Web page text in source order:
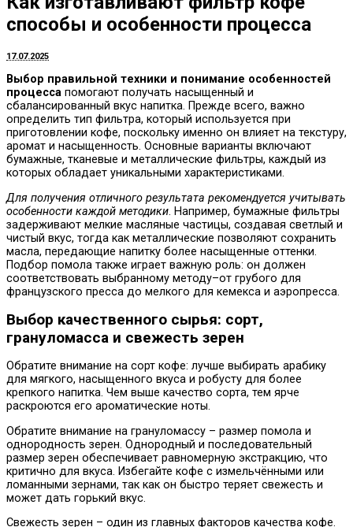
способы и особенности процесса
17.07.2025
Выбор правильной техники и понимание особенностей
процесса помогают получать насыщенный и
сбалансированный вкус напитка. Прежде всего, важно
определить тип фильтра, который используется при
приготовлении кофе, поскольку именно он влияет на текстуру,
аромат и насыщенность. Основные варианты включают
бумажные, тканевые и металлические фильтры, каждый из
которых обладает уникальными характеристиками.
Для получения отличного результата рекомендуется учитывать
особенности каждой методики. Например, бумажные фильтры
задерживают мелкие масляные частицы, создавая светлый и
чистый вкус, тогда как металлические позволяют сохранить
масла, передающие напитку более насыщенные оттенки.
Подбор помола также играет важную роль: он должен
соответствовать выбранному методу–от грубого для
французского пресса до мелкого для кемекса и аэропресса.
Выбор качественного сырья: сорт,
грануломасса и свежесть зерен
Обратите внимание на сорт кофе: лучше выбирать арабику
для мягкого, насыщенного вкуса и робусту для более
крепкого напитка. Чем выше качество сорта, тем ярче
раскроются его ароматические ноты.
Обратите внимание на грануломассу – размер помола и
однородность зерен. Однородный и последовательный
размер зерен обеспечивает равномерную экстракцию, что
критично для вкуса. Избегайте кофе с измельчёнными или
ломанными зернами, так как он быстро теряет свежесть и
может дать горький вкус.
Свежесть зерен – один из главных факторов качества кофе.